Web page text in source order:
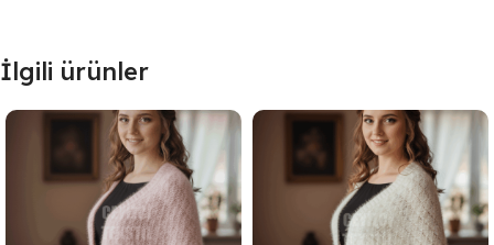
İlgili ürünler